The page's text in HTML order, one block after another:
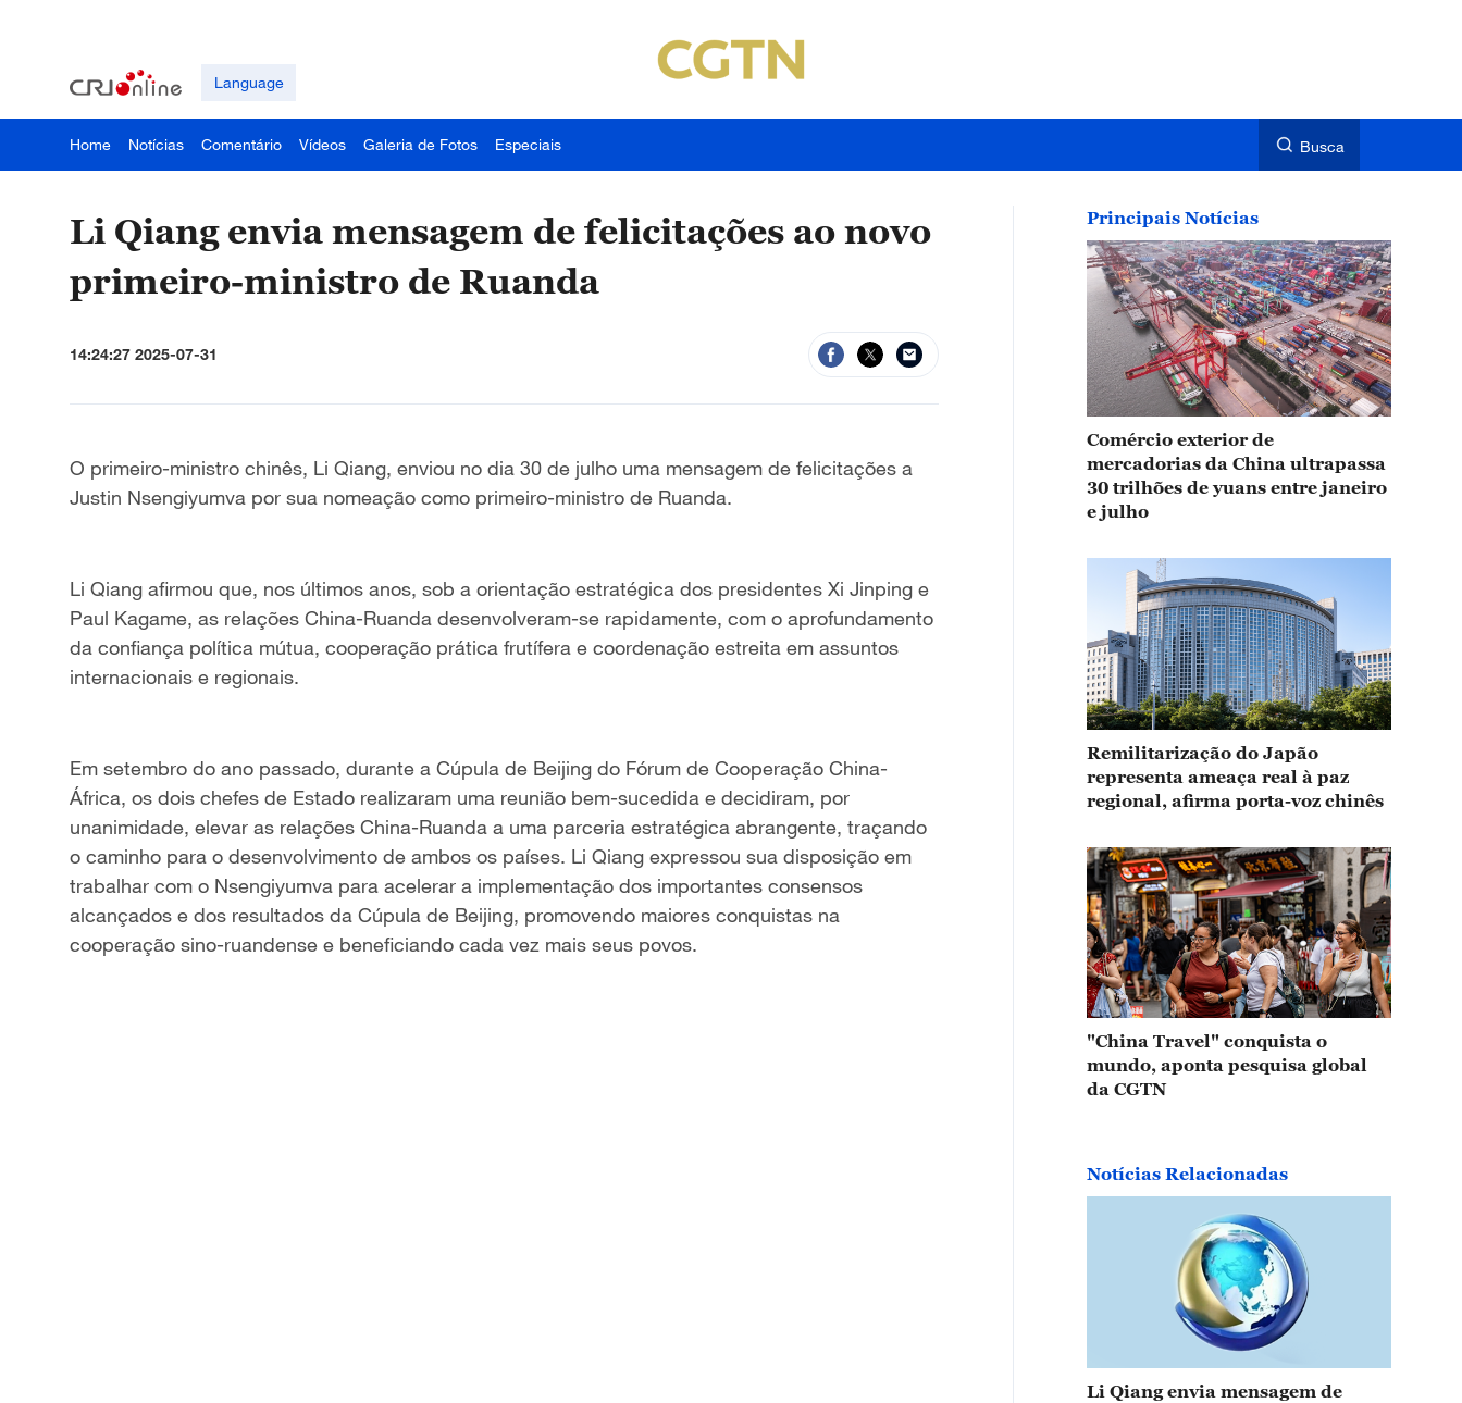
Language
Home Notícias Comentário Vídeos Galeria de Fotos Especiais Busca
Li Qiang envia mensagem de felicitações ao novo
primeiro-ministro de Ruanda
14:24:27 2025-07-31
O primeiro-ministro chinês, Li Qiang, enviou no dia 30 de julho uma mensagem de felicitações a
Justin Nsengiyumva por sua nomeação como primeiro-ministro de Ruanda.
Li Qiang afirmou que, nos últimos anos, sob a orientação estratégica dos presidentes Xi Jinping e
Paul Kagame, as relações China-Ruanda desenvolveram-se rapidamente, com o aprofundamento
da confiança política mútua, cooperação prática frutífera e coordenação estreita em assuntos
internacionais e regionais.
Em setembro do ano passado, durante a Cúpula de Beijing do Fórum de Cooperação China-
África, os dois chefes de Estado realizaram uma reunião bem-sucedida e decidiram, por
unanimidade, elevar as relações China-Ruanda a uma parceria estratégica abrangente, traçando
o caminho para o desenvolvimento de ambos os países. Li Qiang expressou sua disposição em
trabalhar com o Nsengiyumva para acelerar a implementação dos importantes consensos
alcançados e dos resultados da Cúpula de Beijing, promovendo maiores conquistas na
cooperação sino-ruandense e beneficiando cada vez mais seus povos.
Principais Notícias
Comércio exterior de
mercadorias da China ultrapassa
30 trilhões de yuans entre janeiro
e julho
Remilitarização do Japão
representa ameaça real à paz
regional, afirma porta-voz chinês
"China Travel" conquista o
mundo, aponta pesquisa global
da CGTN
Notícias Relacionadas
Li Qiang envia mensagem de